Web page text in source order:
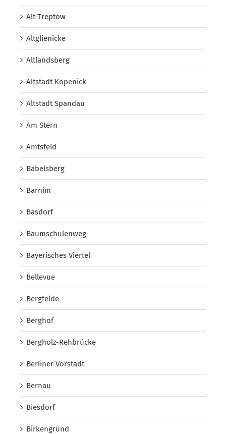
Alt-Treptow
Altglienicke
Altlandsberg
Altstadt Köpenick
Altstadt Spandau
Am Stern
Amtsfeld
Babelsberg
Barnim
Basdorf
Baumschulenweg
Bayerisches Viertel
Bellevue
Bergfelde
Berghof
Bergholz-Rehbrücke
Berliner Vorstadt
Bernau
Biesdorf
Birkengrund